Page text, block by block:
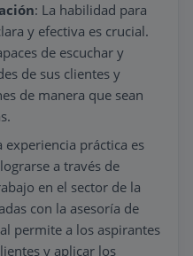
: La habilidad para
y efectiva es crucial.
de escuchar y
de sus clientes y
de manera que sean
experiencia práctica es
a través de
en el sector de la
con la asesoría de
permite a los aspirantes
y aplicar los